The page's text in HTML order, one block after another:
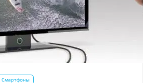
Смартфоны